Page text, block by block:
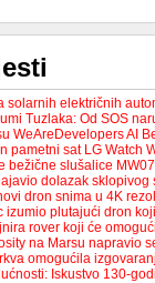
solarnih električnih
Tuzlaka: Od SOS
WeAreDevelopers AI
pametni sat LG Watch
bežične slušalice
dolazak sklopivog
dron snima u 4K
izumio plutajući dron
rover koji će
na Marsu napravio
omogućila
Iskustvo 130-